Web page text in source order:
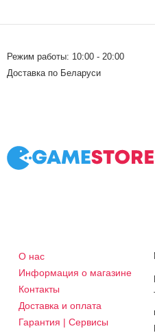
Режим работы: 10:00 - 20:00
Доставка по Беларуси
О нас
Информация о магазине
Контакты
Доставка и оплата
Гарантия | Сервисы